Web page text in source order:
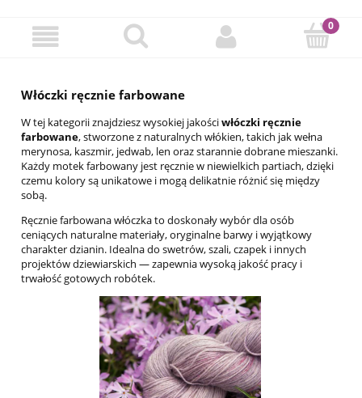
Włóczki ręcznie farbowane
W tej kategorii znajdziesz wysokiej jakościwłóczki ręcznie
farbowane, stworzone z naturalnych włókien, takich jak wełna
merynosa, kaszmir, jedwab, len oraz starannie dobrane mieszanki.
Każdy motek farbowany jest ręcznie w niewielkich partiach, dzięki
czemu kolory są unikatowe i mogą delikatnie różnić się między
sobą.
Ręcznie farbowana włóczka to doskonały wybór dla osób
ceniących naturalne materiały, oryginalne barwy i wyjątkowy
charakter dzianin. Idealna do swetrów, szali, czapek i innych
projektów dziewiarskich — zapewnia wysoką jakość pracy i
trwałość gotowych robótek.